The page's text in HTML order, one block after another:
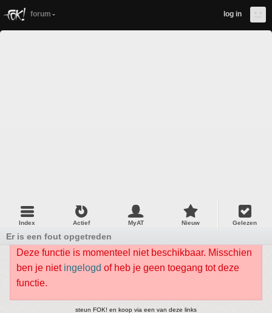
forum log in
Index Actief MyAT Nieuw Gelezen
Er is een fout opgetreden
Deze functie is momenteel niet beschikbaar. Misschien
ben je niet ingelogd of heb je geen toegang tot deze
functie.
steun FOK! en koop via een van deze links